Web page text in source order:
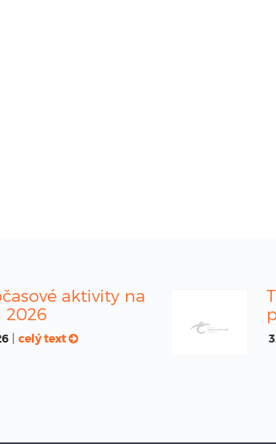
aktivity na
2026
celý text